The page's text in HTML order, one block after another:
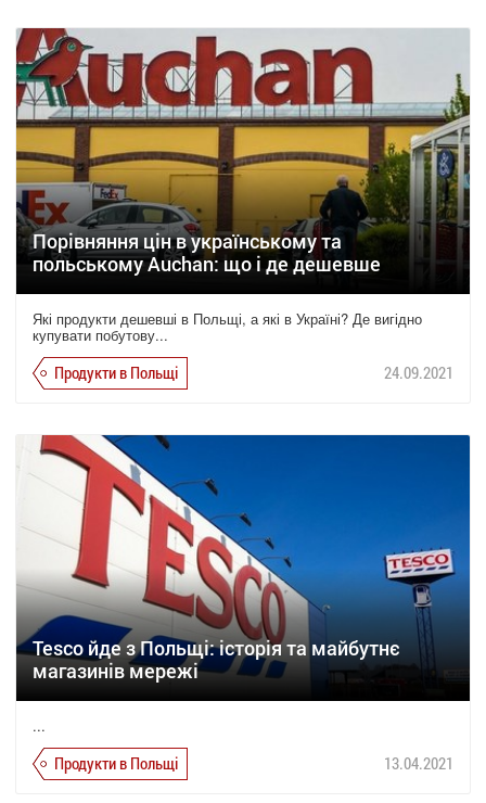
Порівняння цін в українському та
польському Auchan: що і де дешевше
Які продукти дешевші в Польщі, а які в Україні? Де вигідно
купувати побутову...
Продукти в Польщі 24.09.2021
Tesco йде з Польщі: історія та майбутнє
магазинів мережі
...
Продукти в Польщі 13.04.2021